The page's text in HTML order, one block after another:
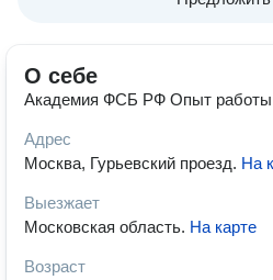
О себе
Академия ФСБ РФ Опыт работы
Адрес
Москва, Гурьевский проезд. На
Выезжает
Московская область. На карте
Возраст